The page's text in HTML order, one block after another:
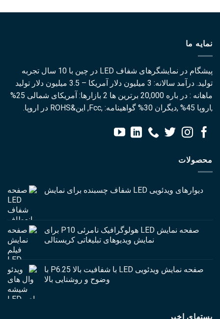
نمایه ما
پیشگام در نمایشگرهای شفاف LED در چین با 10 سال تجربه
تولید. درآمد سالانه: 3 میلیون دلار آمریکا – 3.5 میلیون دلار تولید
ماهانه : در باره 20,000 برترین ها 2 بازارها: آمریکای شمالی 25%
,اروپا 45% ,دیگران 30% گواهینامه: ,Fcc, این&ROHS در اروپا.
محصولات
دیوارهای ویدئویی LED شفاف چسبنده برای نمایش
صفحه نمایش LED هولوگرافیک نامرئی P10 برای
نمایش ویدیوهای تبلیغاتی کریستالی
صفحه نمایش ویدئویی LED با شفافیت بالا P6.25 با
وضوح و روشنایی بالا
پستهای اخیر